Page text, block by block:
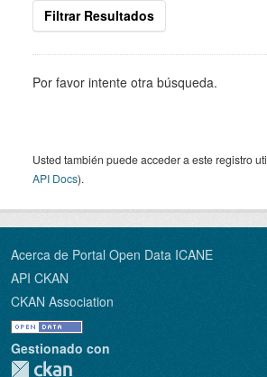
Filtrar Resultados
Por favor intente otra búsqueda.
Usted también puede acceder a este registro
API Docs).
Acerca de Portal Open Data ICANE
API CKAN
CKAN Association
Gestionado con